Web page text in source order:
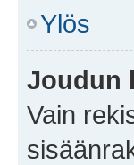
Ylös
Joudun
Vain